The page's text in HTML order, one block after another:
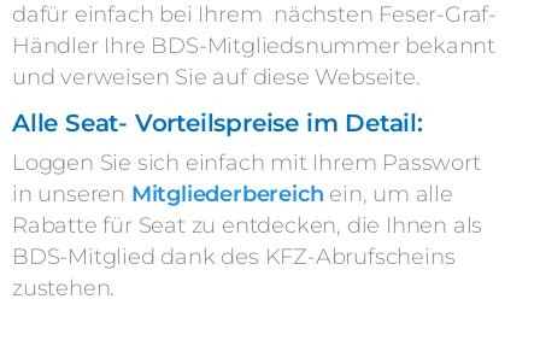
dafür einfach bei Ihrem nächsten Feser-Graf-
Händler Ihre BDS-Mitgliedsnummer bekannt
und verweisen Sie auf diese Webseite.
Alle Seat- Vorteilspreise im Detail:
Loggen Sie sich einfach mit Ihrem Passwort
in unseren Mitgliederbereich ein, um alle
Rabatte für Seat zu entdecken, die Ihnen als
BDS-Mitglied dank des KFZ-Abrufscheins
zustehen.